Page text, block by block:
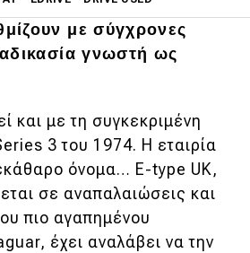
υπάρχουν κι εκείνοι
με σύγχρονες
γνωστή ως
και με τη συγκεκριμένη
3 του 1974. Η εταιρία
όνομα… E-type UK,
σε αναπαλαιώσεις και
πιο αγαπημένου
έχει αναλάβει να την